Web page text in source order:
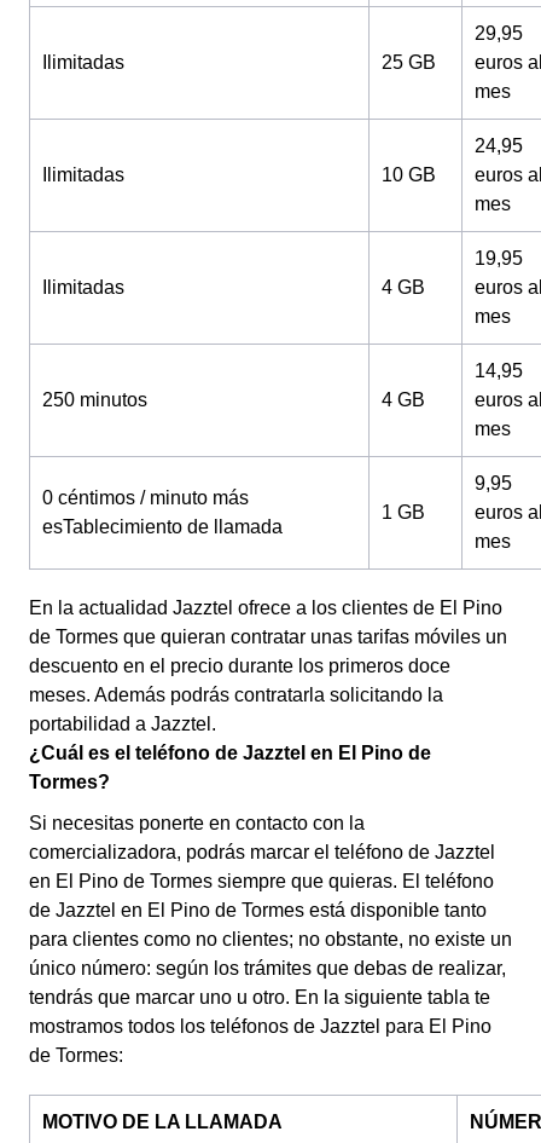
Ilimitadas 25 GB
29,95
euros
mes
Ilimitadas 10 GB
24,95
euros
mes
Ilimitadas 4 GB
19,95
euros
mes
250 minutos 4 GB
14,95
euros
mes
0 céntimos / minuto más
esTablecimiento de llamada
1 GB
9,95
euros
mes
En la actualidad Jazztel ofrece a los clientes de El Pino
de Tormes que quieran contratar unas tarifas móviles un
descuento en el precio durante los primeros doce
meses. Además podrás contratarla solicitando la
portabilidad a Jazztel.
¿Cuál es el teléfono de Jazztel en El Pino de
Tormes?
Si necesitas ponerte en contacto con la
comercializadora, podrás marcar el teléfono de Jazztel
en El Pino de Tormes siempre que quieras. El teléfono
de Jazztel en El Pino de Tormes está disponible tanto
para clientes como no clientes; no obstante, no existe un
único número: según los trámites que debas de realizar,
tendrás que marcar uno u otro. En la siguiente tabla te
mostramos todos los teléfonos de Jazztel para El Pino
de Tormes:
MOTIVO DE LA LLAMADA